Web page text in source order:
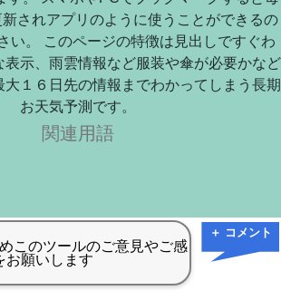
されアプリのように使うことができるの
い。 このページの特徴は見出しですぐわ
表示、雨雲情報など服装や傘が必要かなど
１６日先の情報までわかってしまう長期
お天気予測です。
関連用語
＋ コメント